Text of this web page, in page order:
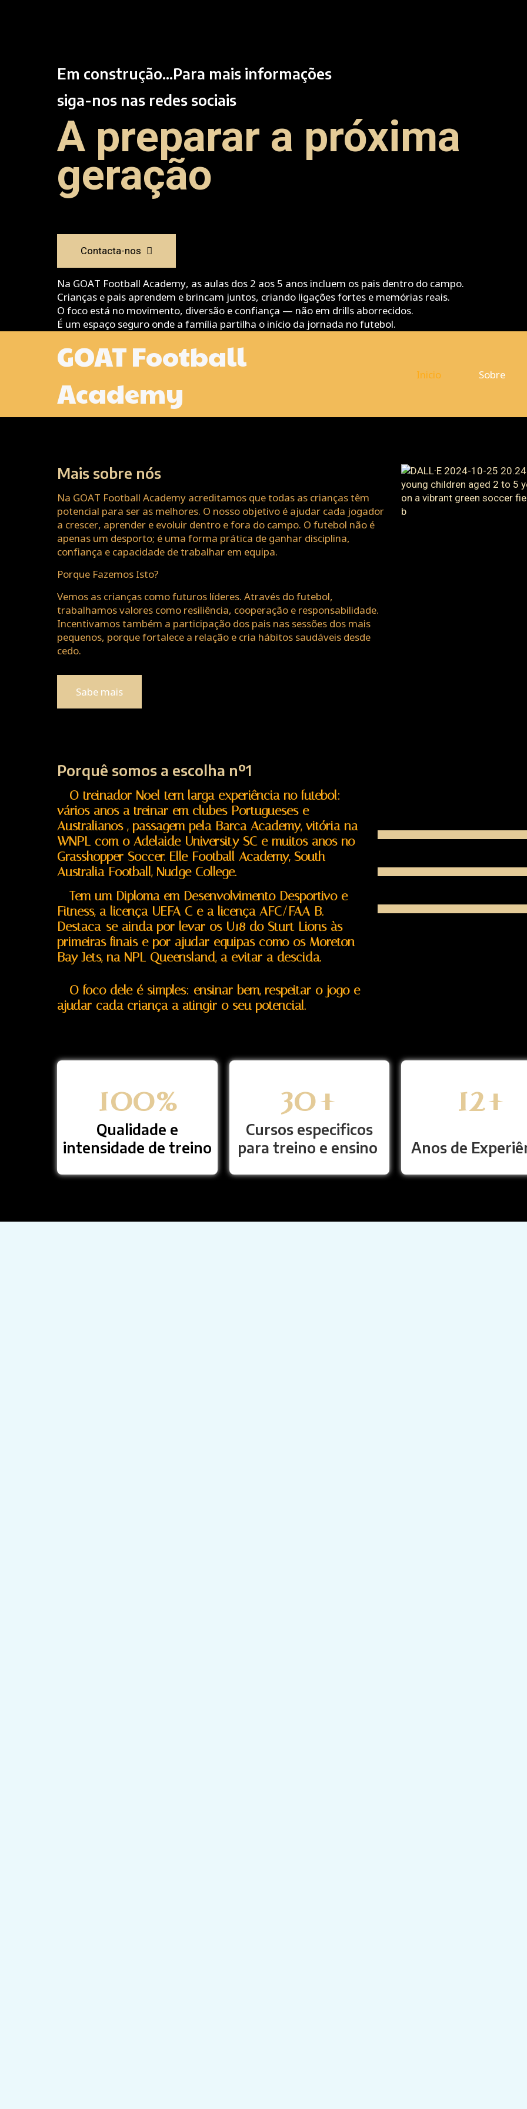
Em construção...Para mais informações
siga-nos nas redes sociais
A preparar a próxima
geração
Contacta-nos
Na GOAT Football Academy, as aulas dos 2 aos 5 anos incluem os pais dentro do campo.
Crianças e pais aprendem e brincam juntos, criando ligações fortes e memórias reais.
O foco está no movimento, diversão e confiança — não em drills aborrecidos.
É um espaço seguro onde a família partilha o início da jornada no futebol.
GOAT Football
Academy
Inicio Sobre
Mais sobre nós
Na GOAT Football Academy acreditamos que todas as crianças têm
potencial para ser as melhores. O nosso objetivo é ajudar cada jogador
a crescer, aprender e evoluir dentro e fora do campo. O futebol não é
apenas um desporto; é uma forma prática de ganhar disciplina,
confiança e capacidade de trabalhar em equipa.
Porque Fazemos Isto?
Vemos as crianças como futuros líderes. Através do futebol,
trabalhamos valores como resiliência, cooperação e responsabilidade.
Incentivamos também a participação dos pais nas sessões dos mais
pequenos, porque fortalece a relação e cria hábitos saudáveis desde
cedo.
Sabe mais
Porquê somos a escolha nº1
O treinador Noel tem larga experiência no futebol:
vários anos a treinar em clubes Portugueses e
Australianos , passagem pela Barca Academy, vitória na
WNPL com o Adelaide University SC e muitos anos no
Grasshopper Soccer. Elle Football Academy, South
Australia Football, Nudge College.
Tem um Diploma em Desenvolvimento Desportivo e
Fitness, a licença UEFA C e a licença AFC/FAA B.
Destaca-se ainda por levar os U18 do Sturt Lions às
primeiras finais e por ajudar equipas como os Moreton
Bay Jets, na NPL Queensland, a evitar a descida.
O foco dele é simples: ensinar bem, respeitar o jogo e
ajudar cada criança a atingir o seu potencial.
100%
Qualidade e
intensidade de treino
30+
Cursos especificos
para treino e ensino
14+
Anos de